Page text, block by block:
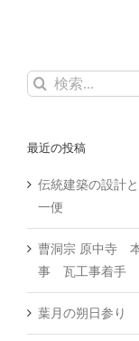
検
最近の投稿
伝統建築の設計
一便
曹洞宗 原中寺
事 瓦工事着手
葉月の朔日参り